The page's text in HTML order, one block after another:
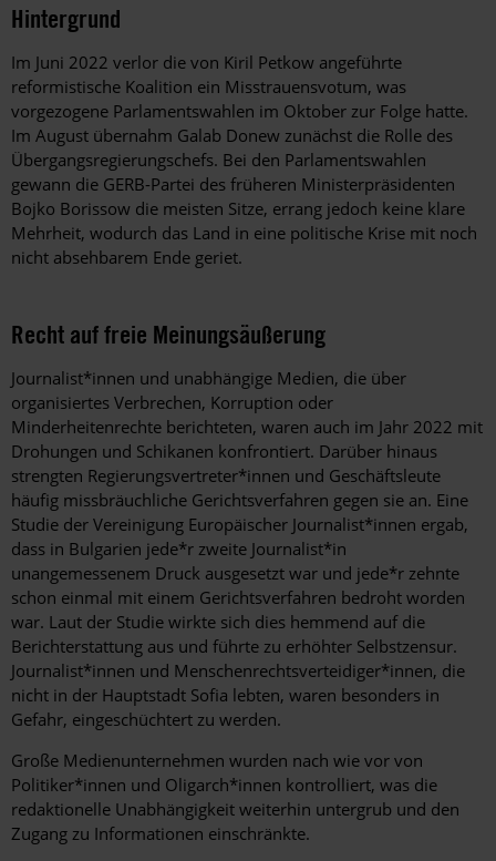
Hintergrund
Im Juni 2022 verlor die von Kiril Petkow angeführte
reformistische Koalition ein Misstrauensvotum, was
vorgezogene Parlamentswahlen im Oktober zur Folge hatte.
Im August übernahm Galab Donew zunächst die Rolle des
Übergangsregierungschefs. Bei den Parlamentswahlen
gewann die GERB-Partei des früheren Ministerpräsidenten
Bojko Borissow die meisten Sitze, errang jedoch keine klare
Mehrheit, wodurch das Land in eine politische Krise mit noch
nicht absehbarem Ende geriet.
Recht auf freie Meinungsäußerung
Journalist*innen und unabhängige Medien, die über
organisiertes Verbrechen, Korruption oder
Minderheitenrechte berichteten, waren auch im Jahr 2022 mit
Drohungen und Schikanen konfrontiert. Darüber hinaus
strengten Regierungsvertreter*innen und Geschäftsleute
häufig missbräuchliche Gerichtsverfahren gegen sie an. Eine
Studie der Vereinigung Europäischer Journalist*innen ergab,
dass in Bulgarien jede*r zweite Journalist*in
unangemessenem Druck ausgesetzt war und jede*r zehnte
schon einmal mit einem Gerichtsverfahren bedroht worden
war. Laut der Studie wirkte sich dies hemmend auf die
Berichterstattung aus und führte zu erhöhter Selbstzensur.
Journalist*innen und Menschenrechtsverteidiger*innen, die
nicht in der Hauptstadt Sofia lebten, waren besonders in
Gefahr, eingeschüchtert zu werden.
Große Medienunternehmen wurden nach wie vor von
Politiker*innen und Oligarch*innen kontrolliert, was die
redaktionelle Unabhängigkeit weiterhin untergrub und den
Zugang zu Informationen einschränkte.